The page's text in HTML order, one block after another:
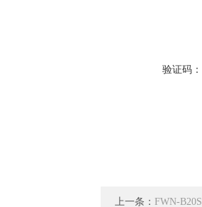
验证码：
上一条： FWN-